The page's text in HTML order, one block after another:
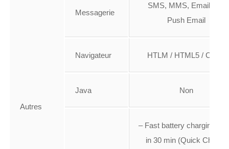
Autres
Messagerie
SMS, MMS, Email, IM,
Push Email
Navigateur HTLM / HTML5 / CSS3
Java Non
– Fast battery charging:
in 30 min (Quick Charge